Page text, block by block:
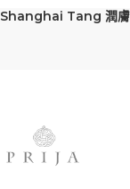
Shanghai Tang 潤